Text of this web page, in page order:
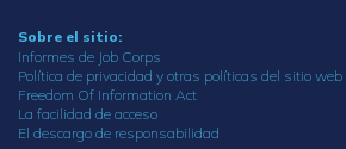
Sobre el sitio:
Informes de Job Corps
Política de privacidad y otras políticas del sitio web
Freedom Of Information Act
La facilidad de acceso
El descargo de responsabilidad